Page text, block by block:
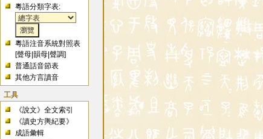
粵語分類字表:
粵語注音系統對照表
[聲母 |韻母 |聲調]
普通話音節表
其他方言讀音
工具
《說文》全文索引
《讀史方輿紀要》
成語彙輯